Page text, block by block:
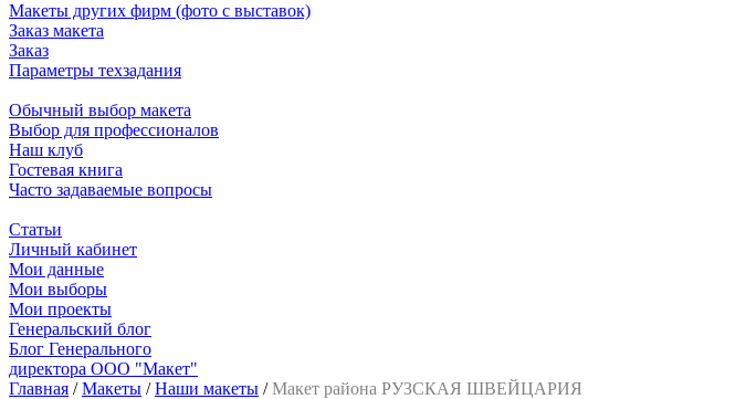
Макеты других фирм (фото с выставок)
Заказ макета
Заказ
Параметры техзадания
Обычный выбор макета
Выбор для профессионалов
Наш клуб
Гостевая книга
Часто задаваемые вопросы
Статьи
Личный кабинет
Мои данные
Мои выборы
Мои проекты
Генеральский блог
Блог Генерального
директора ООО "Макет"
Главная /Макеты /Наши макеты /Макет района РУЗСКАЯ ШВЕЙЦАРИЯ